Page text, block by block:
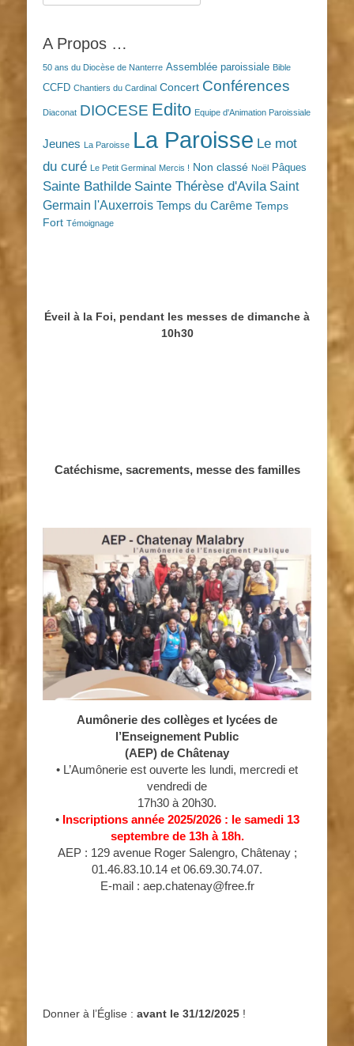
A Propos …
50 ans du Diocèse de Nanterre Assemblée paroissiale Bible
CCFD Chantiers du Cardinal Concert Conférences
Diaconat DIOCESE Edito Equipe d'Animation Paroissiale
Jeunes La Paroisse La Paroisse Le mot
du curé Le Petit Germinal Mercis ! Non classé Noël Pâques
Sainte Bathilde Sainte Thérèse d'Avila Saint
Germain l'Auxerrois Temps du Carême Temps
Fort Témoignage
Éveil à la Foi, pendant les messes de dimanche à
10h30
Catéchisme, sacrements, messe des familles
Aumônerie des collèges et lycées de
l’Enseignement Public
(AEP) de Châtenay
• L’Aumônerie est ouverte les lundi, mercredi et
vendredi de
17h30 à 20h30.
• Inscriptions année 2025/2026 : le samedi 13
septembre de 13h à 18h.
AEP : 129 avenue Roger Salengro, Châtenay ;
01.46.83.10.14 et 06.69.30.74.07.
E-mail : aep.chatenay@free.fr
Donner à l’Église : avant le 31/12/2025 !